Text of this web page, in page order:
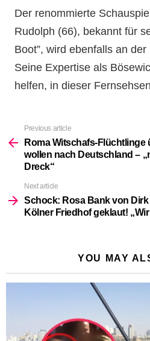
Der renommierte
Rudolph (66), bekannt für
Boot”, wird ebenfalls an
Seine Expertise als
helfen, in dieser
more
Previous article
Roma Witschafs-Flüchtlinge
wollen nach Deutschland –
Dreck“
Next article
Schock: Rosa Bank von
Kölner Friedhof geklaut!
YOU MAY